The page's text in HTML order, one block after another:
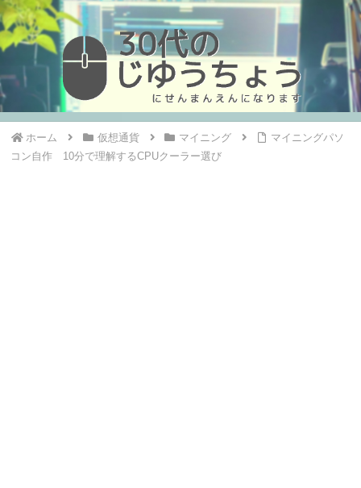
ホーム 仮想通貨 マイニング
マイニングパソ
コン自作 10分で理解するCPUクーラー選び